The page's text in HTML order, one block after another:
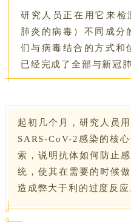
研究人员正在用它来检
肺炎的病毒）不同成分
们与病毒结合的方式和
已经完成了全部与新冠
起初几个月，研究人员
SARS-CoV-2感染的核
索，说明抗体如何防止
统，使其在需要的时候
造成弊大于利的过度反应